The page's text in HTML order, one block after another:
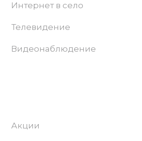
Интернет в село
Телевидение
Видеонаблюдение
Акции